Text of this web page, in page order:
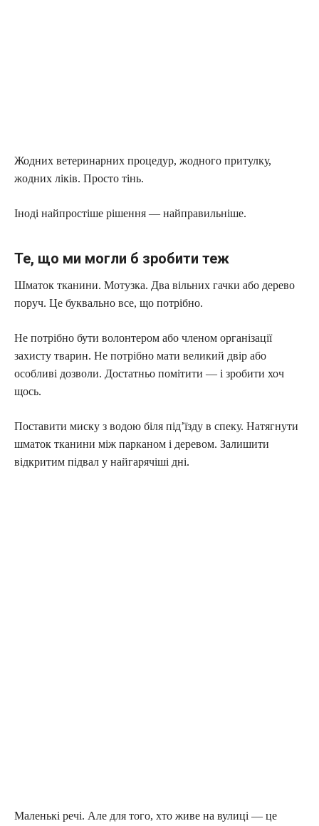
Жодних ветеринарних процедур, жодного притулку,
жодних ліків. Просто тінь.
Іноді найпростіше рішення — найправильніше.
Те, що ми могли б зробити теж
Шматок тканини. Мотузка. Два вільних гачки або дерево
поруч. Це буквально все, що потрібно.
Не потрібно бути волонтером або членом організації
захисту тварин. Не потрібно мати великий двір або
особливі дозволи. Достатньо помітити — і зробити хоч
щось.
Поставити миску з водою біля під’їзду в спеку. Натягнути
шматок тканини між парканом і деревом. Залишити
відкритим підвал у найгарячіші дні.
Маленькі речі. Але для того, хто живе на вулиці — це